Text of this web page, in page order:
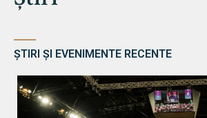
ȘTIRI ȘI EVENIMENTE RECENTE